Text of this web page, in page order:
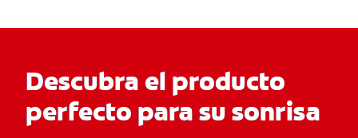
Descubra el producto
perfecto para su sonrisa